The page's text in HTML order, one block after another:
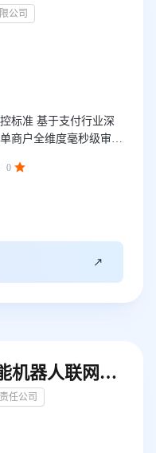
公司
标准 基于支付行业深
商户全维度毫秒级审
标准化流程不仅统一了
造高效、精准的商户入
0 

AI聊天对话智能机器人联网搜索-图文资讯
任公司